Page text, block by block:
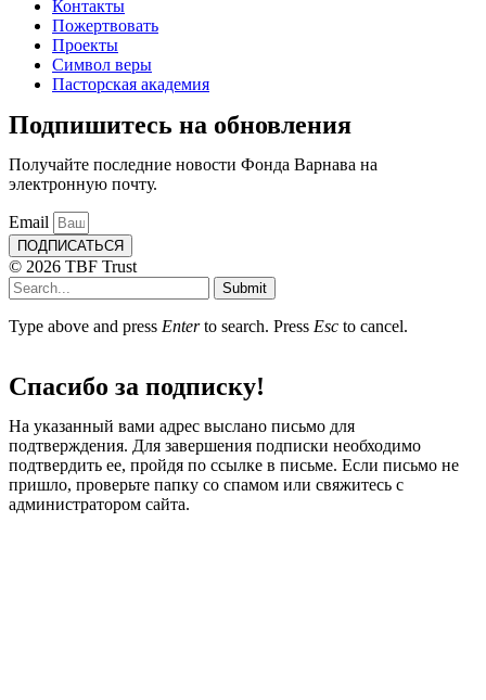
Контакты
Пожертвовать
Проекты
Символ веры
Пасторская академия
Подпишитесь на обновления
Получайте последние новости Фонда Варнава на
электронную почту.
Email
ПОДПИСАТЬСЯ
© 2026 TBF Trust
Submit
Type above and press Enterto search. Press Esc to cancel.
Спасибо за подписку!
На указанный вами адрес выслано письмо для
подтверждения. Для завершения подписки необходимо
подтвердить ее, пройдя по ссылке в письме. Если письмо не
пришло, проверьте папку со спамом или свяжитесь с
администратором сайта.